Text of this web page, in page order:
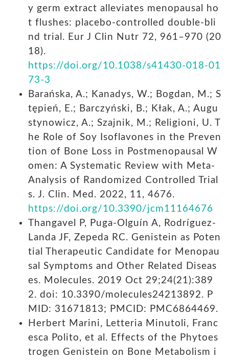
y germ extract alleviates menopausal ho
t flushes: placebo-controlled double-bli
nd trial. Eur J Clin Nutr 72, 961–970 (20
18).
https://doi.org/10.1038/s41430-018-01
73-3
Barańska, A.; Kanadys, W.; Bogdan, M.; S
tępień, E.; Barczyński, B.; Kłak, A.; Augu
stynowicz, A.; Szajnik, M.; Religioni, U. T
he Role of Soy Isoflavones in the Preven
tion of Bone Loss in Postmenopausal W
omen: A Systematic Review with Meta-
Analysis of Randomized Controlled Trial
s. J. Clin. Med. 2022, 11, 4676.
https://doi.org/10.3390/jcm11164676
Thangavel P, Puga-Olguín A, Rodríguez-
Landa JF, Zepeda RC. Genistein as Poten
tial Therapeutic Candidate for Menopau
sal Symptoms and Other Related Diseas
es. Molecules. 2019 Oct 29;24(21):389
2. doi: 10.3390/molecules24213892. P
MID: 31671813; PMCID: PMC6864469.
Herbert Marini, Letteria Minutoli, Franc
esca Polito, et al. Effects of the Phytoes
trogen Genistein on Bone Metabolism i